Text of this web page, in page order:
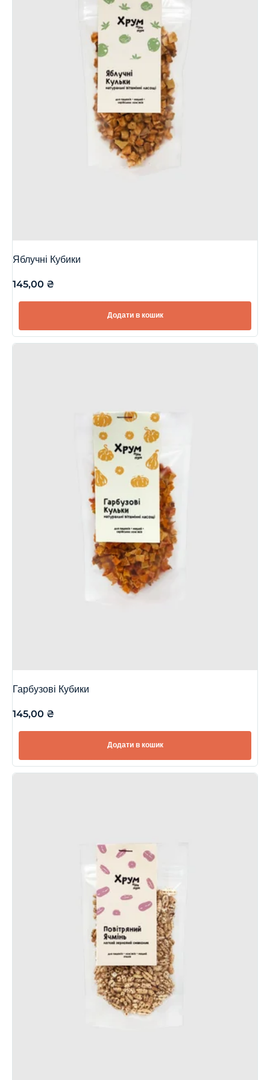
Яблучні Кубики
145,00 ₴
Додати в кошик
Гарбузові Кубики
145,00 ₴
Додати в кошик